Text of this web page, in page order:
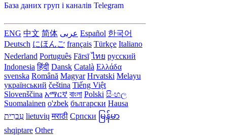
База даних груп і каналів Telegram
ENG 中文 简体 عربى Español 한국어
Deutsch にほんご français Türkçe Italiano
Nederland Português Fārsī‎ ไทย русский
Indonesia हिंदी Dansk‎ Català Ελλάδα
svenska Română Magyar Hrvatski Melayu
український čeština Tiếng Việt
Slovenščina አማርኛ বাংলা Polski සිංහල
Suomalainen o'zbek български Hausa
עִברִית lietuvių मराठी Српски မြန်မာ
shqiptare Other